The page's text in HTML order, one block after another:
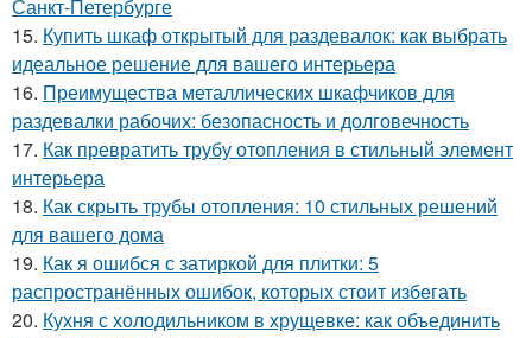
Санкт-Петербурге
15. Купить шкаф открытый для раздевалок: как выбрать
идеальное решение для вашего интерьера
16. Преимущества металлических шкафчиков для
раздевалки рабочих: безопасность и долговечность
17. Как превратить трубу отопления в стильный элемент
интерьера
18. Как скрыть трубы отопления: 10 стильных решений
для вашего дома
19. Как я ошибся с затиркой для плитки: 5
распространённых ошибок, которых стоит избегать
20. Кухня с холодильником в хрущевке: как объединить